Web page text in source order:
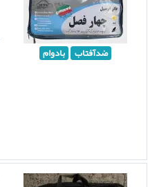
ضدآفتاب بادوام